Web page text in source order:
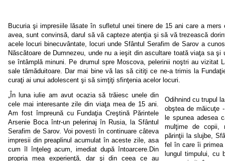
Bucuria şi impresiile lăsate în sufletul unei tinere de 15 ani care a
avea, sunt convinsă, darul să vă capteze atenţia şi să vă trezească
acele locuri binecuvântate, locuri unde Sfântul Serafim de Sarov a
Născătoare de Dumnezeu, unde nu a ieşit din ascultare toată viaţa sa şi
se întâmplă minuni. Pe drumul spre Moscova, pelerinii noştri au vizitat
sale tămăduitoare. Dar mai bine vă las să citiţi ce ne-a trimis la
curaţi ai unui adolescent şi să simţiţi sfinţenia acelor locuri.
„În luna iulie am avut ocazia să trăiesc unele din
cele mai interesante zile din viaţa mea de 15 ani.
Am fost împreună cu Fundaţia Creştină Părintele
Arsenie Boca într-un pelerinaj în Rusia, la Sfântul
Serafim de Sarov. Voi povesti în continuare câteva
impresii din preaplinul acumulat în aceste zile, asa
cum îl înţeleg acum, imediat după întoarcere.Din
propria mea experienţă, dar şi din ceea ce au
Odihnind cu trupul
obştea de măicuţe
le spunea adesea
mulţime de copii,
părinţii la slujbe,
fel în care îi
lungul timpului, cu